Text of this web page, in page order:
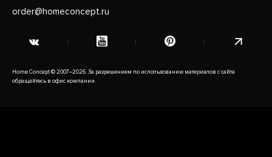
order@homeconcept.ru
Home Concept © 2007–2026. За разрешением по использованию материалов с сайта
обращайтесь в офис компании.